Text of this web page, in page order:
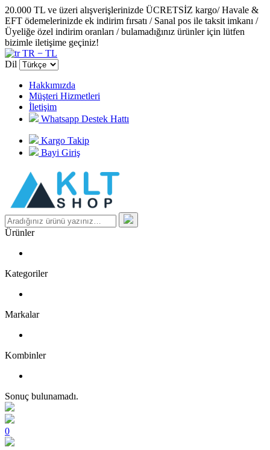
20.000 TL ve üzeri alışverişlerinizde ÜCRETSİZ kargo/ Havale &
EFT ödemelerinizde ek indirim fırsatı / Sanal pos ile taksit imkanı /
Üyeliğe özel indirim oranları / bulamadığınız ürünler için lütfen
bizimle iletişime geçiniz!
TR − TL
Dil
Hakkımızda
Müşteri Hizmetleri
İletişim
Whatsapp Destek Hattı
Kargo Takip
Bayi Giriş
Ürünler
Kategoriler
Markalar
Kombinler
Sonuç bulunamadı.
0